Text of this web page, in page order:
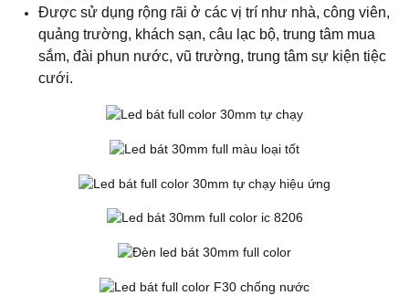
Được sử dụng rộng rãi ở các vị trí như nhà, công viên,
quảng trường, khách sạn, câu lạc bộ, trung tâm mua
sắm, đài phun nước, vũ trường, trung tâm sự kiện tiệc
cưới.